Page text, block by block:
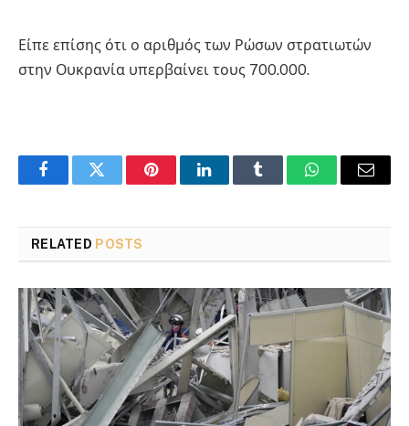
Είπε επίσης ότι ο αριθμός των Ρώσων στρατιωτών
στην Ουκρανία υπερβαίνει τους 700.000.
FacebookTwitter PinterestLinkedInTumblr WhatsAppEmail
RELATED POSTS